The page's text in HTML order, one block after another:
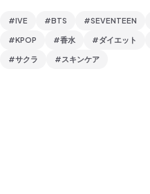
#IVE #BTS #SEVENTEEN
#KPOP #香水 #ダイエット
#サクラ #スキンケア